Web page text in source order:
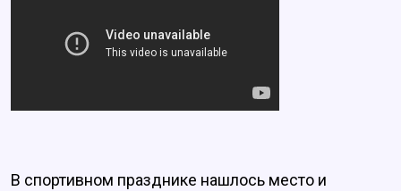
В спортивном празднике нашлось место и